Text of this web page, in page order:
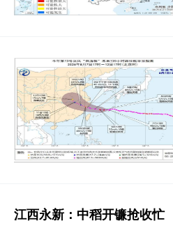
江西永新：中稻开镰抢收忙